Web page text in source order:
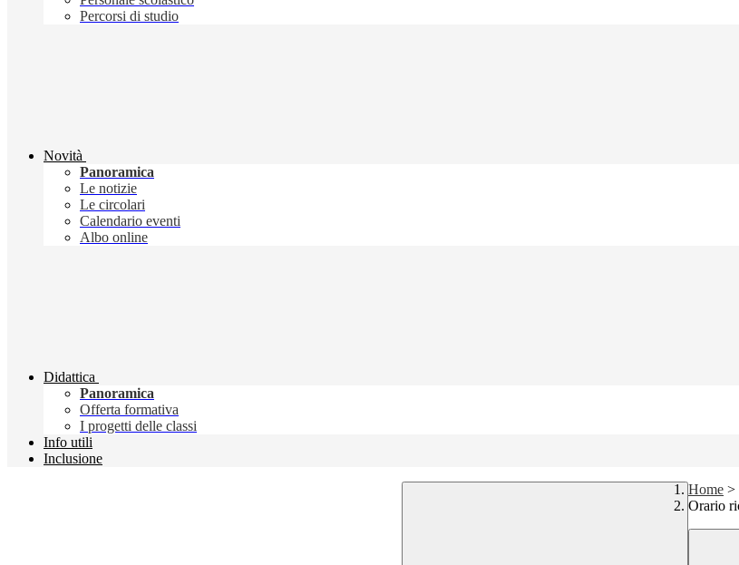
Percorsi di studio
Novità
Panoramica
Le notizie
Le circolari
Calendario eventi
Albo online
Didattica
Panoramica
Offerta formativa
I progetti delle classi
Info utili
Inclusione
Home >
Orario